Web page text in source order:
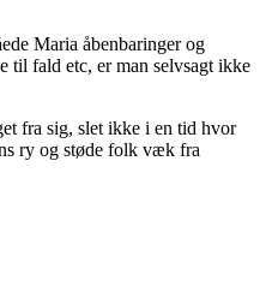
Maria åbenbaringer og
til fald etc, er man selvsagt ikke
fra sig, slet ikke i en tid hvor
ry og støde folk væk fra